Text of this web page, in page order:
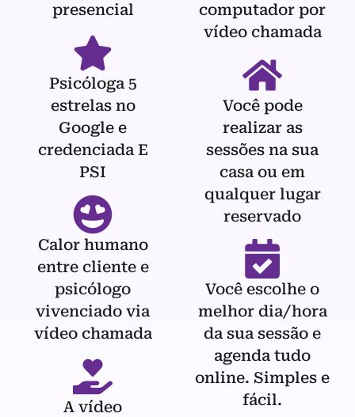
presencial
Psicóloga 5
estrelas no
Google e
credenciada E
PSI
Calor humano
entre cliente e
psicólogo
vivenciado via
vídeo chamada
A vídeo
computador por
vídeo chamada
Você pode
realizar as
sessões na sua
casa ou em
qualquer lugar
reservado
Você escolhe o
melhor dia/hora
da sua sessão e
agenda tudo
online. Simples e
fácil.